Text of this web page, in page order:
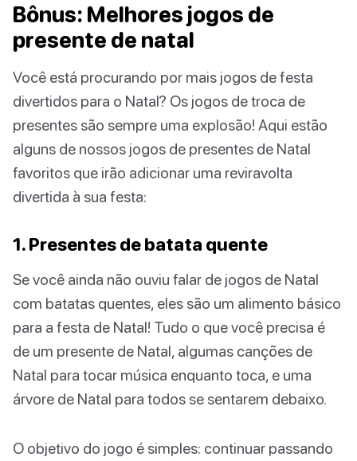
Bônus: Melhores jogos de
presente de natal
Você está procurando por mais jogos de festa
divertidos para o Natal? Os jogos de troca de
presentes são sempre uma explosão! Aqui estão
alguns de nossos jogos de presentes de Natal
favoritos que irão adicionar uma reviravolta
divertida à sua festa:
1. Presentes de batata quente
Se você ainda não ouviu falar de jogos de Natal
com batatas quentes, eles são um alimento básico
para a festa de Natal! Tudo o que você precisa é
de um presente de Natal, algumas canções de
Natal para tocar música enquanto toca, e uma
árvore de Natal para todos se sentarem debaixo.
O objetivo do jogo é simples: continuar passando